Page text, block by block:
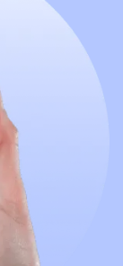
doivent être
et
et une
recherche
contribuer